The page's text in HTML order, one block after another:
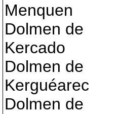
Menquen
Dolmen de
Kercado
Dolmen de
Kerguéarec
Dolmen de